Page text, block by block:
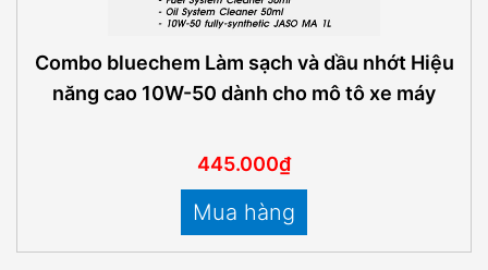
Combo bluechem Làm sạch và dầu nhớt Hiệu
năng cao 10W-50 dành cho mô tô xe máy
445.000₫
Mua hàng